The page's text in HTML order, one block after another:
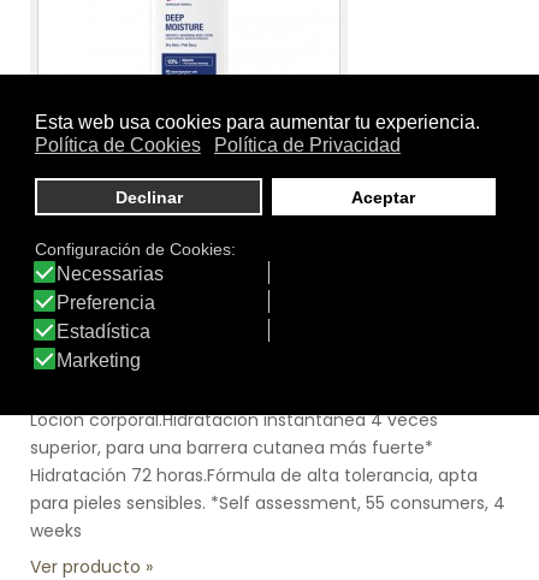
Tamaño:400 ml
Marca:Neutrogena
Línea:Neutrogena Hidratación Profunda
NEUTROGENA LOCION CORPORAL HIDRATACIÓN
Loción corporal.Hidratación instantánea 4 veces
superior, para una barrera cutanea más fuerte*
Hidratación 72 horas.Fórmula de alta tolerancia, apta
para pieles sensibles. *Self assessment, 55 consumers, 4
weeks
Ver producto